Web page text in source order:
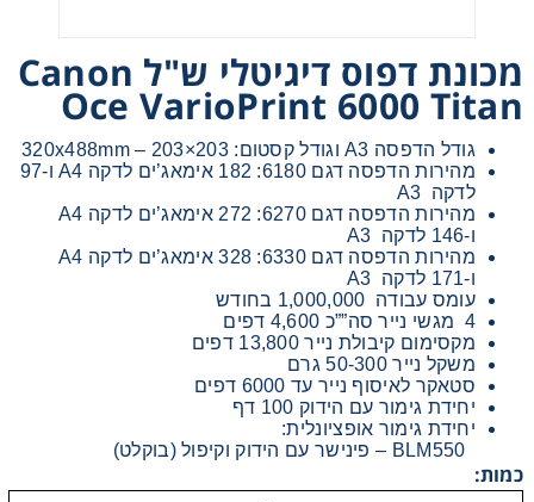
מכונת דפוס דיגיטלי ש"ל Canon
Oce VarioPrint 6000 Titan
גודל הדפסה A3 וגודל קסטום: 203×203 – 320x488mm
מהירות הדפסה דגם 6180: 182 אימאג’ים לדקה A4 ו-97
לדקה A3
מהירות הדפסה דגם 6270: 272 אימאג’ים לדקה A4
ו-146 לדקה A3
מהירות הדפסה דגם 6330: 328 אימאג’ים לדקה A4
ו-171 לדקה A3
עומס עבודה 1,000,000 בחודש
4 מגשי נייר סה””כ 4,600 דפים
מקסימום קיבולת נייר 13,800 דפים
משקל נייר 50-300 גרם
סטאקר לאיסוף נייר עד 6000 דפים
יחידת גימור עם הידוק 100 דף
יחידת גימור אופציונלית:
כמות:
מכונת דפוס דיגיטלי שחור לבן Konica Minolta
AccurioPress 2100
מדפסות משולבות למשרד
מדפסות דיגיטאליות תעשייתיות
מכונות הדפסה בפורמט רחב
פתרונות הדפסה
מכונות שכפול